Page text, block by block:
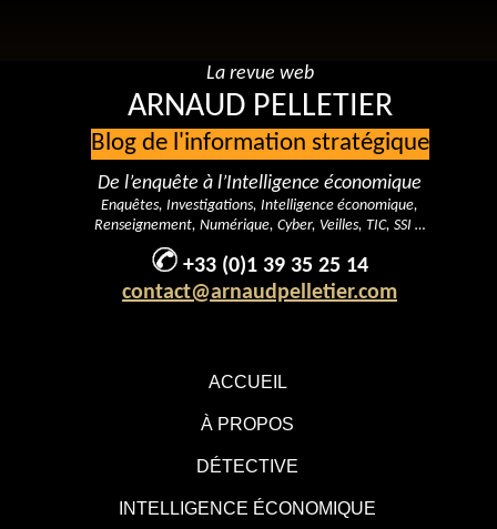
ACCUEIL
À PROPOS
DÉTECTIVE
INTELLIGENCE ÉCONOMIQUE
La revue web
ARNAUD PELLETIER
Blog de l'information stratégique
De l’enquête à l’Intelligence économique
Enquêtes, Investigations, Intelligence économique,
Renseignement, Numérique, Cyber, Veilles, TIC, SSI …
+33 (0)1 39 35 25 14
contact@arnaudpelletier.com